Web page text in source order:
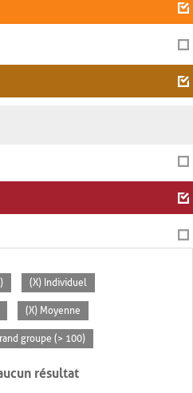
(X) Individuel
(X) Moyenne
groupe (> 100)
résultat